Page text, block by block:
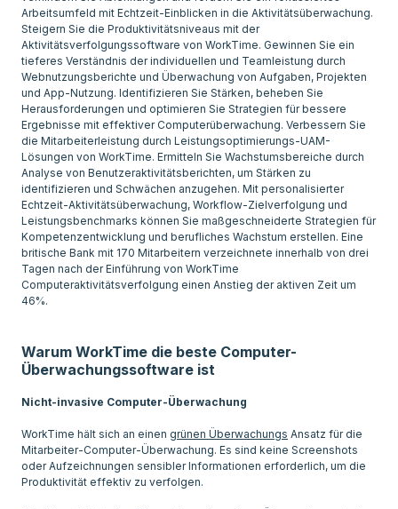
Arbeitsumfeld mit Echtzeit-Einblicken in die Aktivitätsüberwachung.
Steigern Sie die Produktivitätsniveaus mit der
Aktivitätsverfolgungssoftware von WorkTime. Gewinnen Sie ein
tieferes Verständnis der individuellen und Teamleistung durch
Webnutzungsberichte und Überwachung von Aufgaben, Projekten
und App-Nutzung. Identifizieren Sie Stärken, beheben Sie
Herausforderungen und optimieren Sie Strategien für bessere
Ergebnisse mit effektiver Computerüberwachung. Verbessern Sie
die Mitarbeiterleistung durch Leistungsoptimierungs-UAM-
Lösungen von WorkTime. Ermitteln Sie Wachstumsbereiche durch
Analyse von Benutzeraktivitätsberichten, um Stärken zu
identifizieren und Schwächen anzugehen. Mit personalisierter
Echtzeit-Aktivitätsüberwachung, Workflow-Zielverfolgung und
Leistungsbenchmarks können Sie maßgeschneiderte Strategien für
Kompetenzentwicklung und berufliches Wachstum erstellen. Eine
britische Bank mit 170 Mitarbeitern verzeichnete innerhalb von drei
Tagen nach der Einführung von WorkTime
Computeraktivitätsverfolgung einen Anstieg der aktiven Zeit um
46%.
Warum WorkTime die beste Computer-
Überwachungssoftware ist
Nicht-invasive Computer-Überwachung
WorkTime hält sich an einen grünen Überwachungs Ansatz für die
Mitarbeiter-Computer-Überwachung. Es sind keine Screenshots
oder Aufzeichnungen sensibler Informationen erforderlich, um die
Produktivität effektiv zu verfolgen.